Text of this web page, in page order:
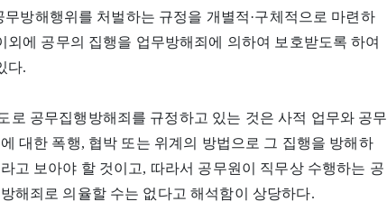
방해행위를 처벌하는 규정을 개별적·구체적으로 마련하
에 공무의 집행을 업무방해죄에 의하여 보호받도록 하여
다.
로 공무집행방해죄를 규정하고 있는 것은 사적 업무와 공무
대한 폭행, 협박 또는 위계의 방법으로 그 집행을 방해하
고 보아야 할 것이고, 따라서 공무원이 직무상 수행하는 공
해죄로 의율할 수는 없다고 해석함이 상당하다.